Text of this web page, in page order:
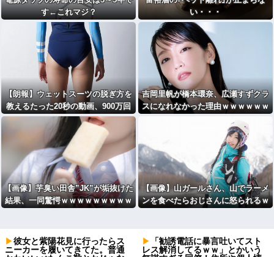
す←これマジ？
い・・・
【朗報】ウェットスーツの脱ぎ方を
教えるたった20秒の動画、900万回
以上再生される
吉岡里帆が橋本環奈、広瀬すずクラ
スになれなかった理由ｗｗｗｗｗｗ
【画像】芋臭い田舎”JK”が垢抜けた
結果、一同驚愕ｗｗｗｗｗｗｗｗｗ
【画像】山ガールさん、山でラーメ
ンを食べたらおじさんに怒られるｗ
彼女と紫陽花見に行ったらス
ニーカーを履いてきてた。普通
「勧誘電話に暴言吐いてスト
レス解消してるｗｗ」とかいう